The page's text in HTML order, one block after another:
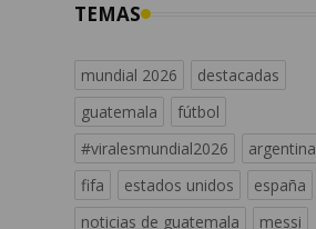
TEMAS
mundial 2026
destacadas
guatemala
fútbol
#viralesmundial2026
argentina
fifa
estados unidos
españa
noticias de guatemala
messi